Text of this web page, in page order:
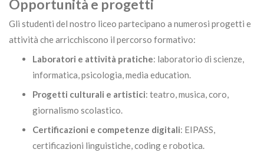
Opportunità e progetti
Gli studenti del nostro liceo partecipano a numerosi progetti e
attività che arricchiscono il percorso formativo:
Laboratori e attività pratiche: laboratorio di scienze,
informatica, psicologia, media education.
Progetti culturali e artistici: teatro, musica, coro,
giornalismo scolastico.
Certificazioni e competenze digitali: EIPASS,
certificazioni linguistiche, coding e robotica.